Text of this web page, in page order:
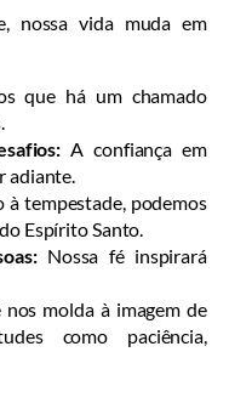
nossa vida muda em
que há um chamado
A confiança em
adiante.
tempestade, podemos
Espírito Santo.
Nossa fé inspirará
molda à imagem de
como paciência,